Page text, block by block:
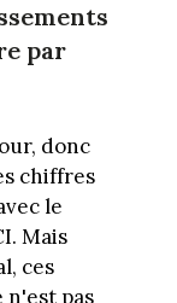
par
donc
chiffres
le
Mais
ces
n'est pas